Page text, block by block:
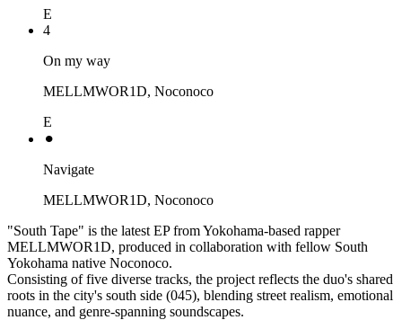
E
4
On my way
MELLMWOR1D, Noconoco
E
⚫︎
Navigate
MELLMWOR1D, Noconoco
"South Tape" is the latest EP from Yokohama-based rapper
MELLMWOR1D, produced in collaboration with fellow South
Yokohama native Noconoco.
Consisting of five diverse tracks, the project reflects the duo's shared
roots in the city's south side (045), blending street realism, emotional
nuance, and genre-spanning soundscapes.